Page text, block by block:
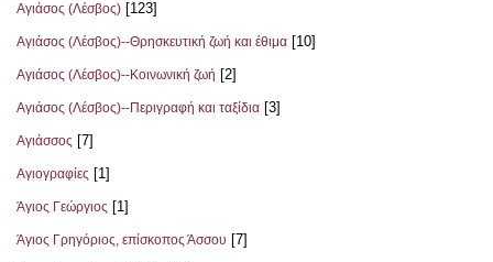
Αγιάσος (Λέσβος) [123]
Αγιάσος (Λέσβος)--Θρησκευτική ζωή και έθιμα [10]
Αγιάσος (Λέσβος)--Κοινωνική ζωή [2]
Αγιάσος (Λέσβος)--Περιγραφή και ταξίδια [3]
Αγιάσσος [7]
Αγιογραφίες [1]
Άγιος Γεώργιος [1]
Άγιος Γρηγόριος, επίσκοπος Άσσου [7]